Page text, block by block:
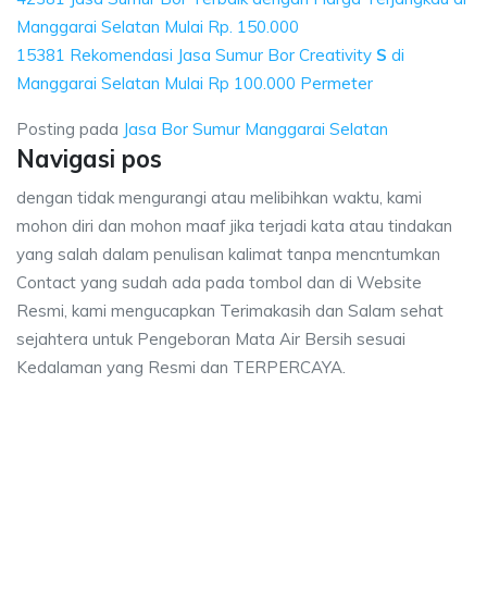
Manggarai Selatan Mulai Rp. 150.000
15381 Rekomendasi Jasa Sumur Bor Creativity S di
Manggarai Selatan Mulai Rp 100.000 Permeter
Posting pada Jasa Bor Sumur Manggarai Selatan
Navigasi pos
dengan tidak mengurangi atau melibihkan waktu, kami
mohon diri dan mohon maaf jika terjadi kata atau tindakan
yang salah dalam penulisan kalimat tanpa mencntumkan
Contact yang sudah ada pada tombol dan di Website
Resmi, kami mengucapkan Terimakasih dan Salam sehat
sejahtera untuk Pengeboran Mata Air Bersih sesuai
Kedalaman yang Resmi dan TERPERCAYA.